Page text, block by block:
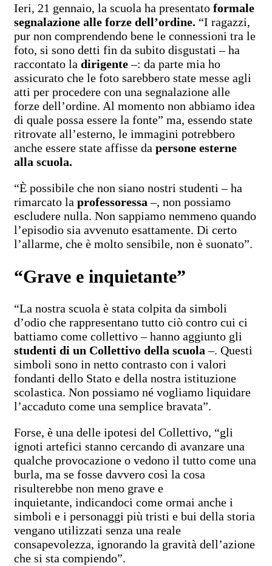
Ieri, 21 gennaio, la scuola ha presentato formale
segnalazione alle forze dell’ordine. “I ragazzi,
pur non comprendendo bene le connessioni tra le
foto, si sono detti fin da subito disgustati – ha
raccontato la dirigente–: da parte mia ho
assicurato che le foto sarebbero state messe agli
atti per procedere con una segnalazione alle
forze dell’ordine. Al momento non abbiamo idea
di quale possa essere la fonte” ma, essendo state
ritrovate all’esterno, le immagini potrebbero
anche essere state affisse da persone esterne
alla scuola.
“È possibile che non siano nostri studenti – ha
rimarcato la professoressa–, non possiamo
escludere nulla. Non sappiamo nemmeno quando
l’episodio sia avvenuto esattamente. Di certo
l’allarme, che è molto sensibile, non è suonato”.
“Grave e inquietante”
“La nostra scuola è stata colpita da simboli
d’odio che rappresentano tutto ciò contro cui ci
battiamo come collettivo – hanno aggiunto gli
studenti di un Collettivo della scuola–. Questi
simboli sono in netto contrasto con i valori
fondanti dello Stato e della nostra istituzione
scolastica. Non possiamo né vogliamo liquidare
l’accaduto come una semplice bravata”.
Forse, è una delle ipotesi del Collettivo, “gli
ignoti artefici stanno cercando di avanzare una
qualche provocazione o vedono il tutto come una
burla, ma se fosse davvero così la cosa
risulterebbe non meno grave e
inquietante, indicandoci come ormai anche i
simboli e i personaggi più tristi e bui della storia
vengano utilizzati senza una reale
consapevolezza, ignorando la gravità dell’azione
che si sta compiendo”.